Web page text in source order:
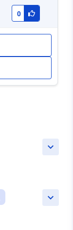
0
keyboard_arrow_down
keyboard_arrow_down